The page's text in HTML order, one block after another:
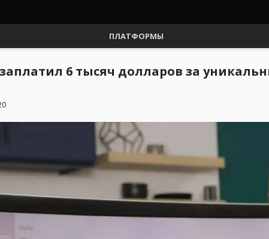
ПЛАТФОРМЫ
заплатил 6 тысяч долларов за